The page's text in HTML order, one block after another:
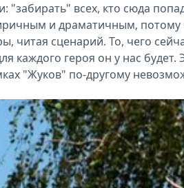
"забирать" всех, кто сюда
и драматичным, потому
читая сценарий. То, чего
каждого героя он у нас будет.
"Жуков" по-другому